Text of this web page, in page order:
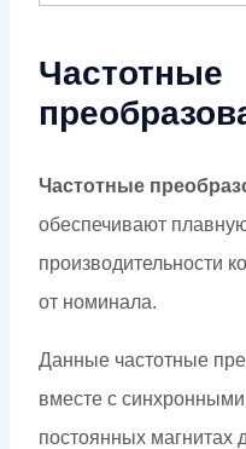
Частотные
Частотные
обеспечивают
производительности
от номинала.
Данные частотные
вместе с
постоянных магнитах